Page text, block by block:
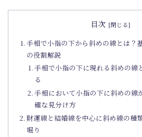
目次
手相で小指の下から斜めの線とは？
の役割解説
手相で小指の下に現れる斜めの線
る
手相において小指の下に斜めの線
確な見分け方
財運線と結婚線を中心に斜め線の種
堀り